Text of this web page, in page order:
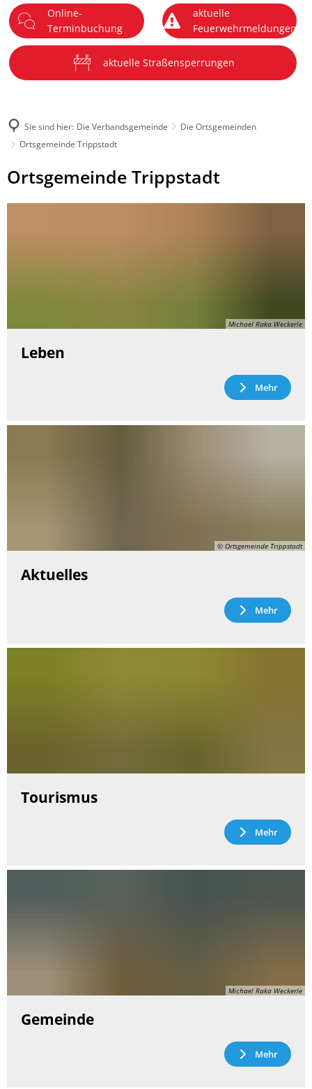
Menü
Online-
Terminbuchung
aktuelle
Feuerwehrmeldungen
aktuelle Straßensperrungen
Sie sind hier: Die Verbandsgemeinde
Die Ortsgemeinden
Ortsgemeinde Trippstadt
Ortsgemeinde
Trippstadt
Ortsgemeinde Trippstadt
Michael Raka Weckerle
Leben
Mehr
© Ortsgemeinde Trippstadt
Aktuelles
Mehr
Tourismus
Mehr
Michael Raka Weckerle
Gemeinde
Mehr